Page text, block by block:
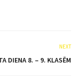
NEXT
DIENA 8. – 9. KLASĒM